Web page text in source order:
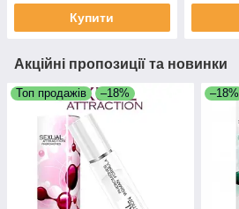
Купити
Акційні пропозиції та новинки
Топ продажів –18% –18%